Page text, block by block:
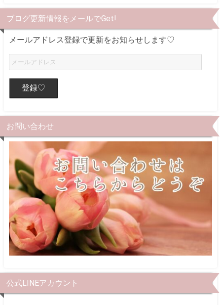
ブログ更新情報をメールでGet!
メールアドレス登録で更新をお知らせします♡
登録♡
お問い合わせ
公式LINEアカウント